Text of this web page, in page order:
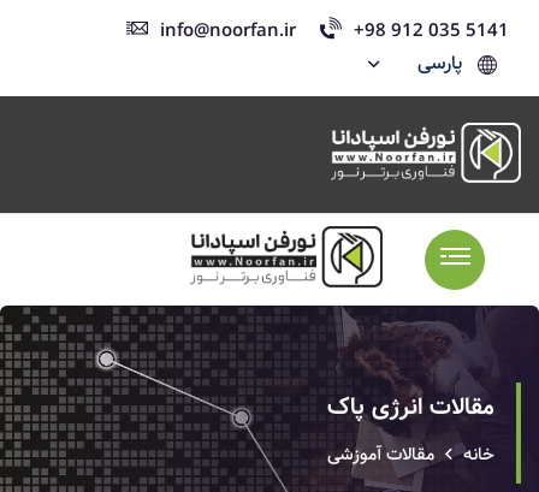
+98 912 035 5141
info@noorfan.ir
پارسی
مقالات انرژی پاک
خانه مقالات آموزشی